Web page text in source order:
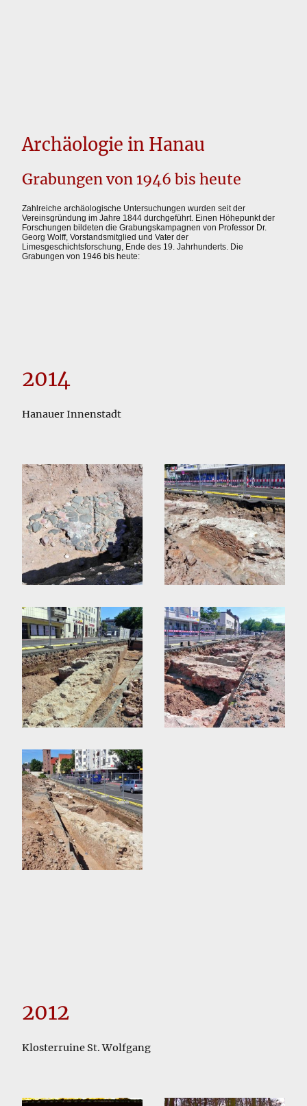
Archäologie in Hanau
Grabungen von 1946 bis heute
Zahlreiche archäologische Untersuchungen wurden seit der
Vereinsgründung im Jahre 1844 durchgeführt. Einen Höhepunkt der
Forschungen bildeten die Grabungskampagnen von Professor Dr.
Georg Wolff, Vorstandsmitglied und Vater der
Limesgeschichtsforschung, Ende des 19. Jahrhunderts. Die
Grabungen von 1946 bis heute:
2014
Hanauer Innenstadt
2012
Klosterruine St. Wolfgang